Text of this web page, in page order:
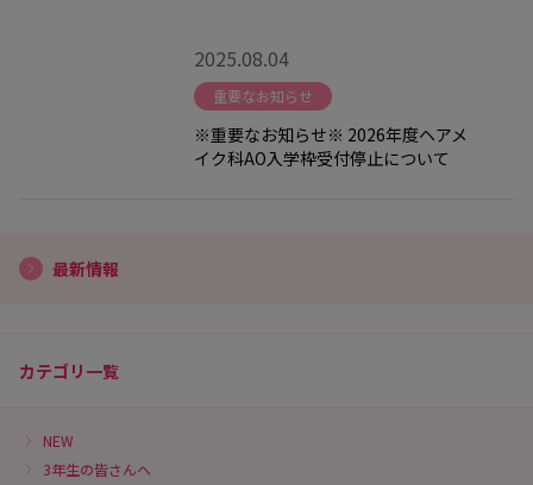
2025.08.04
重要なお知らせ
※重要なお知らせ※ 2026年度ヘアメ
イク科AO入学枠受付停止について
最新情報
カテゴリ一覧
NEW
3年生の皆さんへ